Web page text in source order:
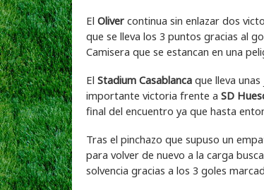
El Oliver continua sin enlazar dos
que se lleva los 3 puntos gracias al
Camisera que se estancan en una
El Stadium Casablanca que lleva
importante victoria frente a SD
final del encuentro ya que hasta
Tras el pinchazo que supuso un
para volver de nuevo a la carga
solvencia gracias a los 3 goles